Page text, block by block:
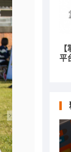
平